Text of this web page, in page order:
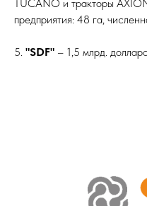
TUCANO и тракторы
предприятия: 48 га,
5. "SDF" – 1,5 млрд.